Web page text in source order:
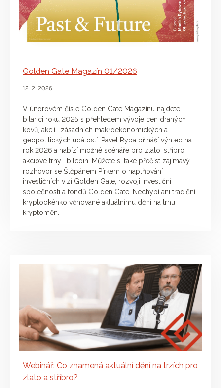
Golden Gate Magazín 01/2026
12. 2. 2026
V únorovém čísle Golden Gate Magazínu najdete
bilanci roku 2025 s přehledem vývoje cen drahých
kovů, akcií i zásadních makroekonomických a
geopolitických událostí. Pavel Ryba přináší výhled na
rok 2026 a nabízí možné scénáře pro zlato, stříbro,
akciové trhy i bitcoin. Můžete si také přečíst zajímavý
rozhovor se Štěpánem Pírkem o naplňování
investičních vizí Golden Gate, rozvoji investiční
společnosti a fondů Golden Gate. Nechybí ani tradiční
kryptookénko věnované aktuálnímu dění na trhu
kryptoměn.
Webinář: Co znamená aktuální dění na trzích pro
zlato a stříbro?